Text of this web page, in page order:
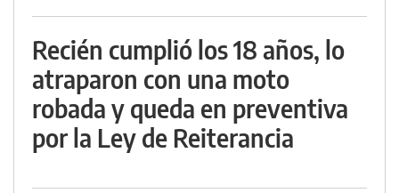
Recién cumplió los 18 años, lo
atraparon con una moto
robada y queda en preventiva
por la Ley de Reiterancia